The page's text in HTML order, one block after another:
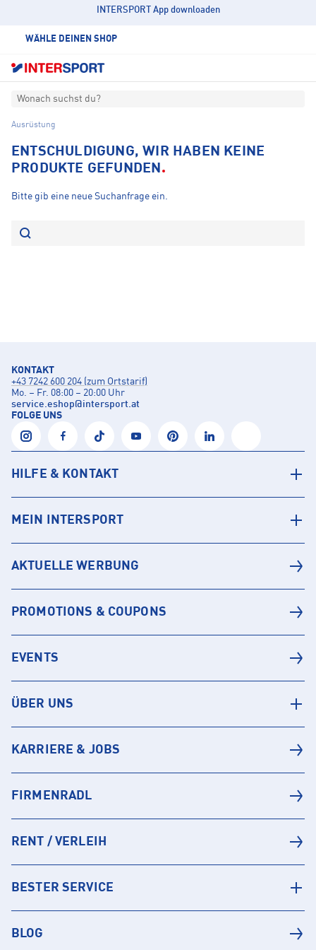
INTERSPORT App downloaden
WÄHLE DEINEN SHOP
Wonach suchst du?
Ausrüstung
ENTSCHULDIGUNG, WIR HABEN KEINE
PRODUKTE GEFUNDEN
Bitte gib eine neue Suchanfrage ein.
KONTAKT
+43 7242 600 204 (zum Ortstarif)
Mo. – Fr. 08:00 – 20:00 Uhr
service.eshop@intersport.at
FOLGE UNS
HILFE & KONTAKT
MEIN INTERSPORT
AKTUELLE WERBUNG
PROMOTIONS & COUPONS
EVENTS
ÜBER UNS
KARRIERE & JOBS
FIRMENRADL
RENT / VERLEIH
BESTER SERVICE
BLOG